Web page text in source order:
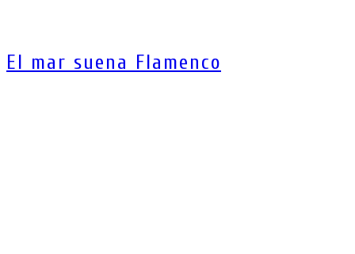
El mar suena Flamenco